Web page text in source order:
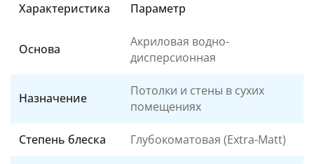
Характеристика Параметр
Основа
Акриловая водно-
дисперсионная
Назначение
Потолки и стены в сухих
помещениях
Степень блеска Глубокоматовая (Extra-Matt)